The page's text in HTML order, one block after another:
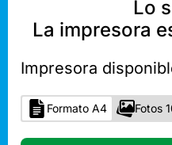
Lo
La impresora
Impresora
Formato A4 Fotos